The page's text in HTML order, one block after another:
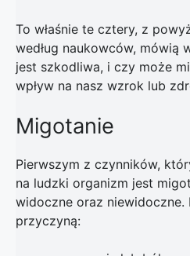
To właśnie te cztery, z
według naukowców, mówią
jest szkodliwa, i czy może
wpływ na nasz wzrok lub
Migotanie
Pierwszym z czynników,
na ludzki organizm jest
widoczne oraz niewidoczne.
przyczyną: